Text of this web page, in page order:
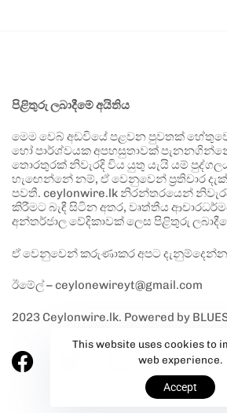
පිළිතුරු ලබාදීමේ අයිතිය
මෙම වෙබ් අඩවියේ පළවන පුවතක්
හෝ පාර්ශ්වයක අපහසුතාවක්
තොරතුරක් නිවැරදි විය යුතු යැයි යම්
හැඟෙන්නේ නම්, ඒ වෙනුවෙන් ප්‍රතිචාර
පවතී. ceylonwire.lk නිරන්තරයෙන්
කිරීමට බැඳී සිටින අතර, වෘත්තීය
අන්තර්ජාල වේදිකාවක් ලෙස පිළිතුරු
ඒ වෙනුවෙන් කරුණාකර අපට
ඊමේල් – ceylonewireyt@gmail.com
2023 Ceylonwire.lk. Powered by
This website uses cookies to
web experience.
Accept